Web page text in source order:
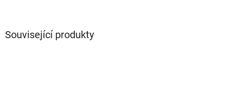
Související produkty